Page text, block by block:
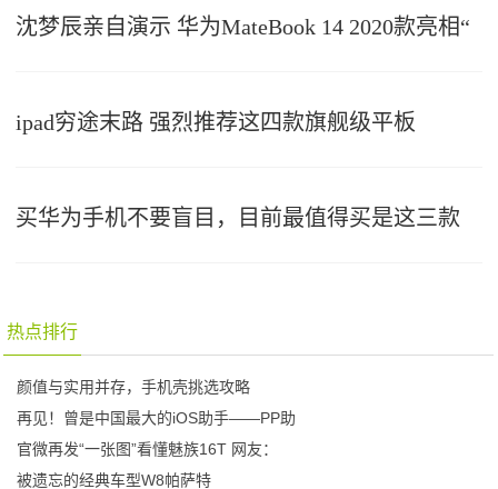
沈梦辰亲自演示 华为MateBook 14 2020款亮相“
ipad穷途末路 强烈推荐这四款旗舰级平板
买华为手机不要盲目，目前最值得买是这三款
热点排行
颜值与实用并存，手机壳挑选攻略
再见！曾是中国最大的iOS助手——PP助
官微再发“一张图”看懂魅族16T 网友：
被遗忘的经典车型W8帕萨特